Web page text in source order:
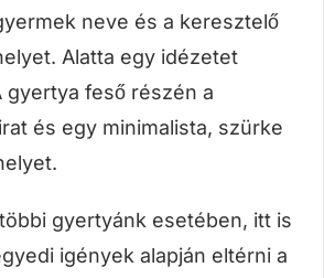
neve és a keresztelő
Alatta egy idézetet
gyertya feső részén a
és egy minimalista, szürke
gyertyánk esetében, itt is
igények alapján eltérni a